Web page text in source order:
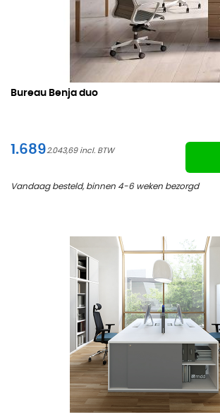
Bureau Benja duo
1.6892.043,69
Vandaag besteld, binnen 4-6 weken bezorgd